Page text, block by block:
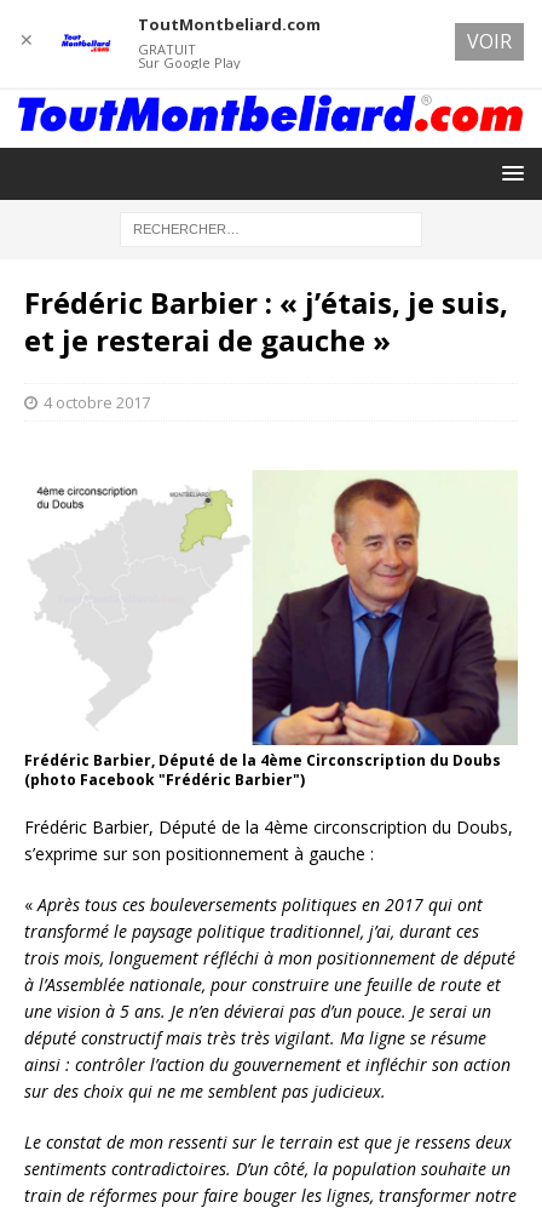
Frédéric Barbier : « j’étais, je suis,
et je resterai de gauche »
4 octobre 2017
Frédéric Barbier, Député de la 4ème Circonscription du Doubs
(photo Facebook "Frédéric Barbier")
Frédéric Barbier, Député de la 4ème circonscription du Doubs,
s’exprime sur son positionnement à gauche :
« Après tous ces bouleversements politiques en 2017 qui ont
transformé le paysage politique traditionnel, j’ai, durant ces
trois mois, longuement réfléchi à mon positionnement de député
à l’Assemblée nationale, pour construire une feuille de route et
une vision à 5 ans. Je n’en dévierai pas d’un pouce. Je serai un
député constructif mais très très vigilant. Ma ligne se résume
ainsi : contrôler l’action du gouvernement et infléchir son action
sur des choix qui ne me semblent pas judicieux.
Le constat de mon ressenti sur le terrain est que je ressens deux
sentiments contradictoires. D’un côté, la population souhaite un
train de réformes pour faire bouger les lignes, transformer notre
✕
ToutMontbeliard.com
GRATUIT
Sur Google Play
VOIR